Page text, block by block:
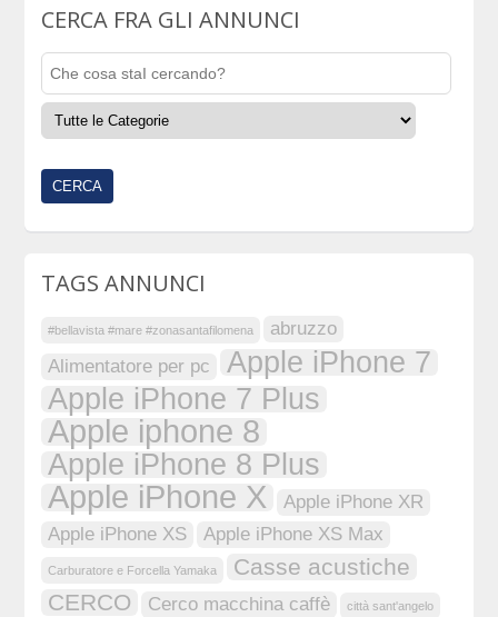
CERCA FRA GLI ANNUNCI
TAGS ANNUNCI
#bellavista #mare #zonasantafilomena
abruzzo
Alimentatore per pc
Apple iPhone 7
Apple iPhone 7 Plus
Apple iphone 8
Apple iPhone 8 Plus
Apple iPhone X
Apple iPhone XR
Apple iPhone XS
Apple iPhone XS Max
Carburatore e Forcella Yamaka
Casse acustiche
CERCO
Cerco macchina caffè città sant'angelo